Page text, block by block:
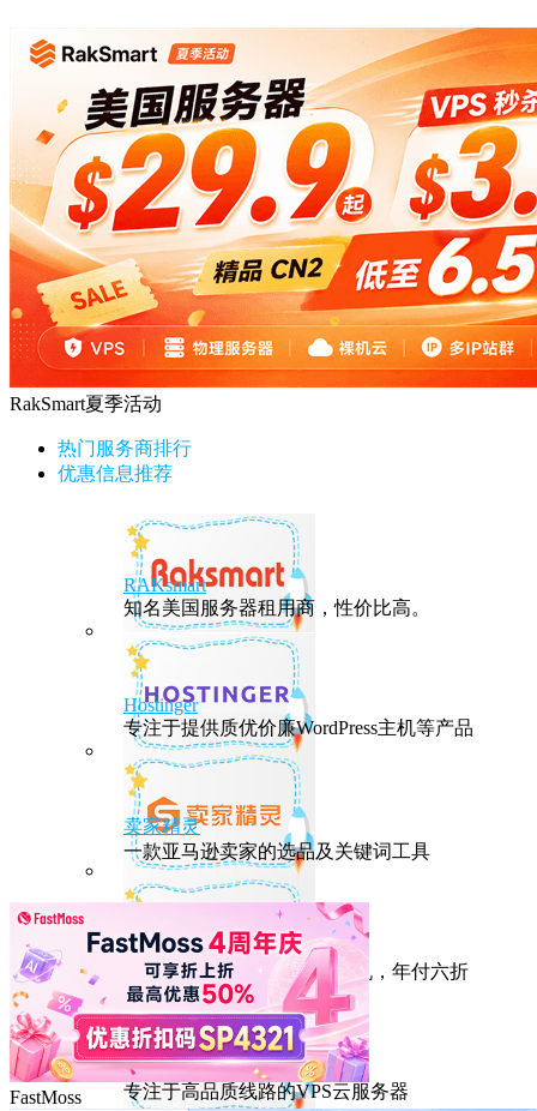
RakSmart夏季活动
热门服务商排行
优惠信息推荐
RAKsmart
知名美国服务器租用商，性价比高。
Hostinger
专注于提供质优价廉WordPress主机等产品
卖家精灵
一款亚马逊卖家的选品及关键词工具
HostEase
性能出众的高性价比美国主机，年付六折
DMIT
专注于高品质线路的VPS云服务器
FastMoss